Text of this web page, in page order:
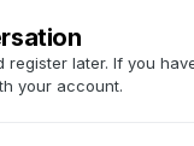
register later. If you
your account.